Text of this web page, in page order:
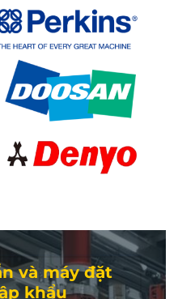
và máy đặt
khẩu